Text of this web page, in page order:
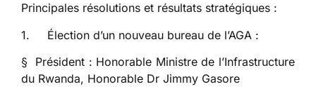
Principales résolutions et résultats stratégiques :
1. Élection d’un nouveau bureau de l’AGA :
§ Président : Honorable Ministre de l’Infrastructure
du Rwanda, Honorable Dr Jimmy Gasore